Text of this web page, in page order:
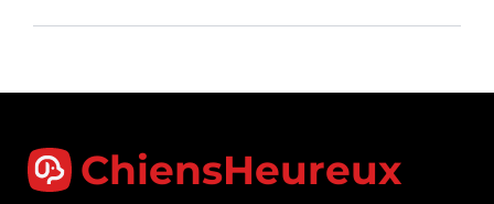
ChiensHeureux